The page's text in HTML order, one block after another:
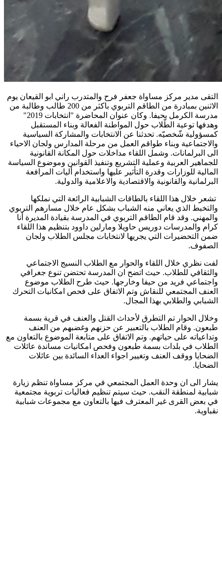
التقى مدير مركز مساواة جعفر فرح والمتدرب راني ابو القيعان يوم
الاثنين بمبادرة من الطاقم التربوي باكثر من 200 طالب وطالبة من
مدرسة الكرمل بحيفا. وكان عنوان المحاضرة "انتخابات 2019"
وهدفها توعية الطّلاب حول المواطنة الفعالة وبناء المستقبل
كمسؤولية شّخصيّه. تحدثنا عن الانتخابات والمشاركة السياسية
والاجتماعية وبناء طواقم العمل من مرحلة المدارس ولجان الاحياء
الى البرلمانات. وشمل اللقاء مداخلات حول المكانة القانونية
للجماهير العربية وعملية التشريع وتنفيذ القوانين وموضوع السياسة
المالية للوزارات وقدرة التأثير عليها واستخدام أليات المرافعة
البرلمانية والقانونية والاقتصادية والاعلامية والدولية.
تشعر خلال هذا اللقاء بالطاقات الشبابية الرائعة التي نملكها
والتخبط الذي يعاني منه الشباب بشكل عام خلال مسارهم التربوي
والمهني. وقد قام الطاقم التربوي في المدرسة بقيادة المديرة أنا
كرام والمدرسات دوريس حاويلا ومارلين داوود بتنظيم هذا اللقاء
ضمن التحضيرات التي يجريها لانتخابات مجلس الطلاب ولجان
الصفوف.
لفت نظري خلال اللقاء والحوار مع الطلاب النسيج الاجتماعي
والثقافي للطلاب. حيث اتضح ان المدرسة تحتضن تنوع جغرافي
واجتماعي فريد من حيفا وخارجها. حيث طرح الطلاب موضوع
العنف المجتمعي للنقاش وتم الاتفاق على فحص امكانيات التحرك
الشبابي والطلابي بهذا المجال.
وخلال الحوار تم التطرق لأحداث القتل والعنف في قرية بسمة
طبعون. وقام الطلاب بالتعبير عن حزنهم وغضبهم من العنف
وتداعياته على حياتهم. وتم الاتفاق على متابعة الموضوع بالتعاون مع
الطلاب في بلدات بسمة طبعون وفحص امكانيات مساندة عائلات
الضحايا ووقف العنف وتغيير اجواء العداء السائدة بين عائلات
الضحايا.
يشار الى ان وحدة العمل المجتمعي في مركز مساواة تنظم زيارة
شبابية لمنطقة النقب. حيث سيتم تنظيم فعاليات تربوية مجتمعية
في بعض القرى غير المعترف فيها بالتعاون مع مجموعات شبابية
نقباوية.